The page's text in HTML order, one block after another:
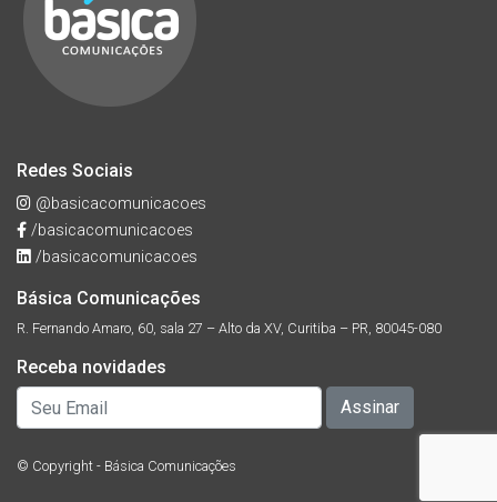
Redes Sociais
@basicacomunicacoes
/basicacomunicacoes
/basicacomunicacoes
Básica Comunicações
R. Fernando Amaro, 60, sala 27 – Alto da XV, Curitiba – PR, 80045-080
Receba novidades
© Copyright - Básica Comunicações